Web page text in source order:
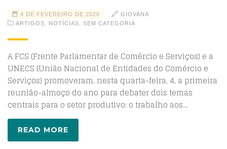
4 DE FEVEREIRO DE 2026
GIOVANA
ARTIGOS
NOTÍCIAS SEM CATEGORIA
A FCS (Frente Parlamentar de Comércio e Serviços) e a
UNECS (União Nacional de Entidades do Comércio e
Serviços) promoveram, nesta quarta-feira, 4, a primeira
reunião-almoço do ano para debater dois temas
centrais para o setor produtivo: o trabalho aos…
READ MORE